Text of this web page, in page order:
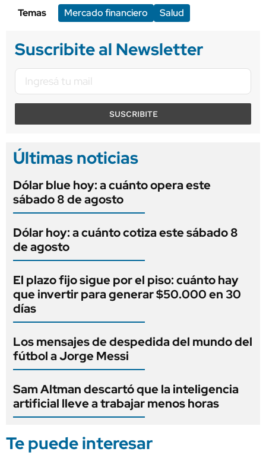
Temas
Mercado financiero Salud
Suscribite al Newsletter
SUSCRIBITE
Últimas noticias
Dólar blue hoy: a cuánto opera este
sábado 8 de agosto
Dólar hoy: a cuánto cotiza este sábado 8
de agosto
El plazo fijo sigue por el piso: cuánto hay
que invertir para generar $50.000 en 30
días
Los mensajes de despedida del mundo del
fútbol a Jorge Messi
Sam Altman descartó que la inteligencia
artificial lleve a trabajar menos horas
Te puede interesar